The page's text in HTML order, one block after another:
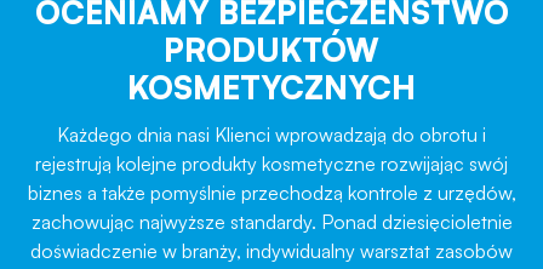
OCENIAMY BEZPIECZEŃSTWO
PRODUKTÓW
KOSMETYCZNYCH
Każdego dnia nasi Klienci wprowadzają do obrotu i
rejestrują kolejne produkty kosmetyczne rozwijając swój
biznes a także pomyślnie przechodzą kontrole z urzędów,
zachowując najwyższe standardy. Ponad dziesięcioletnie
doświadczenie w branży, indywidualny warsztat zasobów